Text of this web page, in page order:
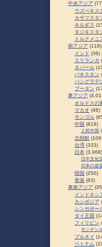
中央アジア
ウズベキス
カザフスタ
キルギス
タジキスタ
トルクメニ
南アジア (118)
インド (36)
スリランカ
ネパール
パキスタン
バングラデ
ブータン
東アジア
オルドスの
マカオ (48)
モンゴル
中国 (819)
人民中国
北朝鮮
台湾 (333)
日本 (3,968)
日中文化
日本の皇
韓国 (250)
香港 (83)
東南アジア
インドネシ
カンボジア
シンガポー
タイ王国
フィリピン
モンテン
ブルネイ
ベトナム